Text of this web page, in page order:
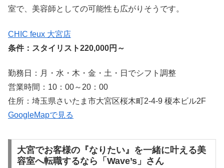
室で、美容師としての可能性も広がりそうです。
CHIC feux 大宮店
条件：スタイリスト220,000円～
勤務日：月・水・木・金・土・日でシフト調整
営業時間：10：00～20：00
住所：埼玉県さいたま市大宮区桜木町2-4-9 榎本ビル2F
GoogleMapで見る
大宮でお客様の『なりたい』を一緒に叶える美
容室へ転職するなら「Wave’s」さん